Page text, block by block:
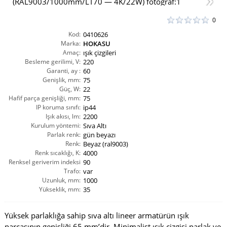
0
Kod: 0410626
Marka: HOKASU
Amaç: ışık çizgileri
Besleme gerilimi, V: 220
Garanti, ay : 60
Genişlik, mm: 75
Güç, W: 22
Hafif parça genişliği, mm: 75
IP koruma sınıfı: ip44
Işık akısı, lm: 2200
Kurulum yöntemi: Sıva Altı
Parlak renk: gün beyazı
Renk: Beyaz (ral9003)
Renk sıcaklığı, K: 4000
Renksel geriverim indeksi
CRI(Ra):
90
Trafo: var
Uzunluk, mm: 1000
Yükseklik, mm: 35
Yüksek parlaklığa sahip sıva altı lineer armatürün ışık